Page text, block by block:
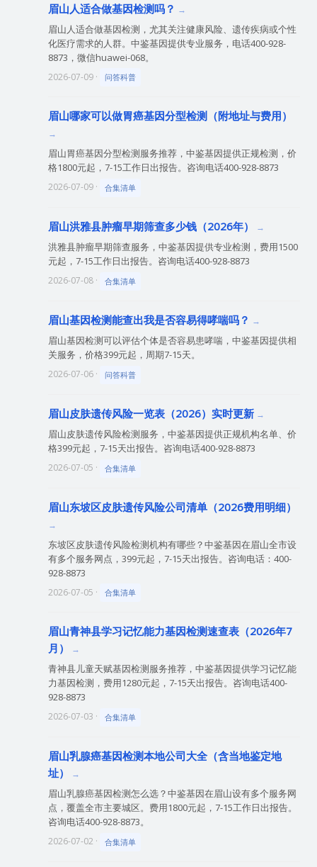
眉山人适合做基因检测吗？
眉山人适合做基因检测，尤其关注健康风险、遗传疾病或个性
化医疗需求的人群。中鉴基因提供专业服务，电话400-928-
8873，微信huawei-068。
2026-07-09 · 问答科普
眉山哪家可以做胃癌基因分型检测（附地址与费用）
眉山胃癌基因分型检测服务推荐，中鉴基因提供正规检测，价
格1800元起，7-15工作日出报告。咨询电话400-928-8873
2026-07-09 · 合集清单
眉山洪雅县肿瘤早期筛查多少钱（2026年）
洪雅县肿瘤早期筛查服务，中鉴基因提供专业检测，费用1500
元起，7-15工作日出报告。咨询电话400-928-8873
2026-07-08 · 合集清单
眉山基因检测能查出我是否容易得哮喘吗？
眉山基因检测可以评估个体是否容易患哮喘，中鉴基因提供相
关服务，价格399元起，周期7-15天。
2026-07-06 · 问答科普
眉山皮肤遗传风险一览表（2026）实时更新
眉山皮肤遗传风险检测服务，中鉴基因提供正规机构名单、价
格399元起，7-15天出报告。咨询电话400-928-8873
2026-07-05 · 合集清单
眉山东坡区皮肤遗传风险公司清单（2026费用明细）
东坡区皮肤遗传风险检测机构有哪些？中鉴基因在眉山全市设
有多个服务网点，399元起，7-15天出报告。咨询电话：400-
928-8873
2026-07-05 · 合集清单
眉山青神县学习记忆能力基因检测速查表（2026年7
月）
青神县儿童天赋基因检测服务推荐，中鉴基因提供学习记忆能
力基因检测，费用1280元起，7-15天出报告。咨询电话400-
928-8873
2026-07-03 · 合集清单
眉山乳腺癌基因检测本地公司大全（含当地鉴定地
址）
眉山乳腺癌基因检测怎么选？中鉴基因在眉山设有多个服务网
点，覆盖全市主要城区。费用1800元起，7-15工作日出报告。
咨询电话400-928-8873。
2026-07-02 · 合集清单